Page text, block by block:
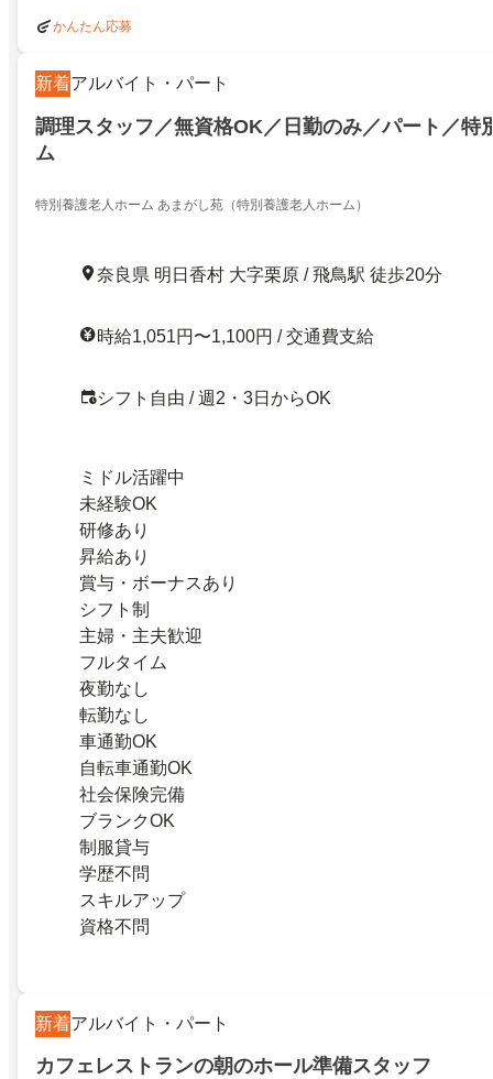
かんたん応募
新着アルバイト・パート
調理スタッフ／無資格OK／日勤のみ／パート／特
ム
特別養護老人ホーム あまがし苑（特別養護老人ホーム）
奈良県 明日香村 大字栗原 / 飛鳥駅 徒歩20分
時給1,051円〜1,100円 / 交通費支給
シフト自由 / 週2・3日からOK
ミドル活躍中
未経験OK
研修あり
昇給あり
賞与・ボーナスあり
シフト制
主婦・主夫歓迎
フルタイム
夜勤なし
転勤なし
車通勤OK
自転車通勤OK
社会保険完備
ブランクOK
制服貸与
学歴不問
スキルアップ
資格不問
新着アルバイト・パート
カフェレストランの朝のホール準備スタッフ